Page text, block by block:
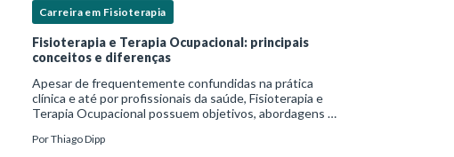
Carreira em Fisioterapia
Fisioterapia e Terapia Ocupacional: principais
conceitos e diferenças
Apesar de frequentemente confundidas na prática
clínica e até por profissionais da saúde, Fisioterapia e
Terapia Ocupacional possuem objetivos, abordagens e
complementares. Entender essas diferenças é essenc
PorThiago Dipp